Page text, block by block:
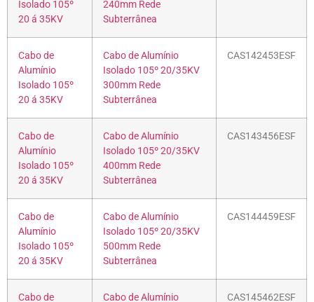
Isolado 105º
20 á 35KV
240mm Rede
Subterrânea
Cabo de
Alumínio
Isolado 105º
20 á 35KV
Cabo de Alumínio
Isolado 105º 20/35KV
300mm Rede
Subterrânea
CAS142453ESF
Cabo de
Alumínio
Isolado 105º
20 á 35KV
Cabo de Alumínio
Isolado 105º 20/35KV
400mm Rede
Subterrânea
CAS143456ESF
Cabo de
Alumínio
Isolado 105º
20 á 35KV
Cabo de Alumínio
Isolado 105º 20/35KV
500mm Rede
Subterrânea
CAS144459ESF
Cabo de Cabo de Alumínio CAS145462ESF